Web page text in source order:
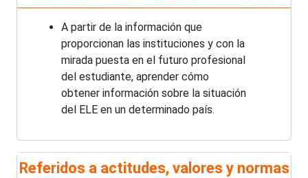
A partir de la información que
proporcionan las instituciones y con la
mirada puesta en el futuro profesional
del estudiante, aprender cómo
obtener información sobre la situación
del ELE en un determinado país.
Referidos a actitudes, valores y normas